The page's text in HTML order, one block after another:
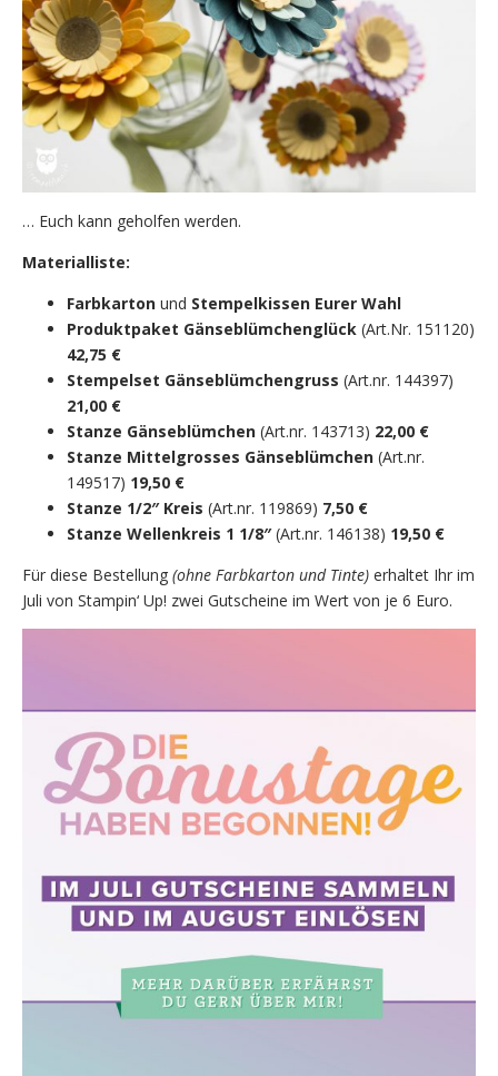
… Euch kann geholfen werden.
Materialliste:
Farbkarton und Stempelkissen Eurer Wahl
Produktpaket Gänseblümchenglück (Art.Nr. 151120)
42,75 €
Stempelset Gänseblümchengruss (Art.nr. 144397)
21,00 €
Stanze Gänseblümchen (Art.nr. 143713) 22,00 €
Stanze Mittelgrosses Gänseblümchen (Art.nr.
149517) 19,50 €
Stanze 1/2″ Kreis (Art.nr. 119869) 7,50 €
Stanze Wellenkreis 1 1/8″(Art.nr. 146138) 19,50 €
Für diese Bestellung (ohne Farbkarton und Tinte) erhaltet Ihr im
Juli von Stampin‘ Up! zwei Gutscheine im Wert von je 6 Euro.